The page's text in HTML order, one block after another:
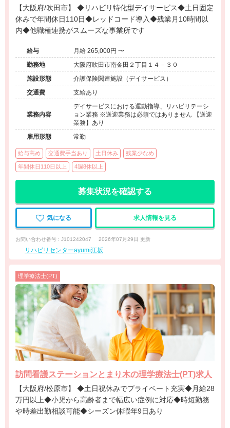
【大阪府/吹田市】 ◆リハビリ特化型デイサービス◆土日固定
休みで年間休日110日◆レッドコード導入◆残業月10時間以
内◆他職種連携がスムーズな事業所です
給与
月給 265,000円 〜
勤務地
大阪府吹田市南金田２丁目１４－３０
施設形態
介護保険関連施設（デイサービス）
交通費
支給あり
業務内容
デイサービスにおける運動指導、リハビリテーシ
ョン業務 ※送迎業務は必須ではありません 【送迎
業務】あり
雇用形態
常勤
給与高め 交通費手当あり 土日休み 残業少なめ
年間休日110日以上 4週8休以上
募集状況を確認する
気になる 求人情報を見る
お問い合わせ番号 : J101242047 2026年07月29日 更新
リハビリセンターayumi江坂
理学療法士(PT)
訪問看護ステーションとまり木の理学療法士(PT)求人
【大阪府/松原市】 ◆土日祝休みでプライベート充実◆月給28
万円以上◆小児から高齢者まで幅広い症例に対応◆時短勤務
や時差出勤相談可能◆シーズン休暇年9日あり